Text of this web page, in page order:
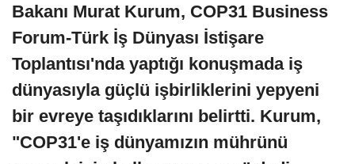
Bakanı Murat Kurum, COP31 Business
Forum-Türk İş Dünyası İstişare
Toplantısı'nda yaptığı konuşmada iş
dünyasıyla güçlü işbirliklerini yepyeni
bir evreye taşıdıklarını belirtti. Kurum,
"COP31'e iş dünyamızın mührünü